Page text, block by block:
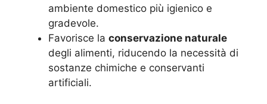
ambiente domestico più igienico e
gradevole.
Favorisce la conservazione naturale
degli alimenti, riducendo la necessità di
sostanze chimiche e conservanti
artificiali.